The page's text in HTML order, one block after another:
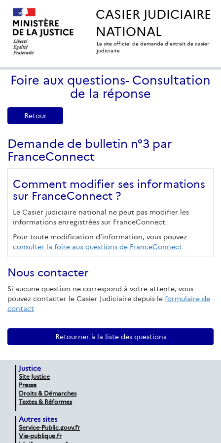
CASIER JUDICIAIRE
NATIONAL
Le site officiel de demande d'extrait de casier
judiciaire
Foire aux questions- Consultation
de la réponse
Retour
Demande de bulletin n°3 par
FranceConnect
Comment modifier ses informations
sur FranceConnect ?
Le Casier judiciaire national ne peut pas modifier les
informations enregistrées sur FranceConnect.
Pour toute modification d’information, vous pouvez
consulter la foire aux questions de FranceConnect.
Nous contacter
Si aucune question ne correspond à votre attente, vous
pouvez contacter le Casier Judiciaire depuis le formulaire de
contact
Retourner à la liste des questions
Justice
Site Justice
Presse
Droits & Démarches
Textes & Réformes
Autres sites
Service-Public.gouv.fr
Vie-publique.fr